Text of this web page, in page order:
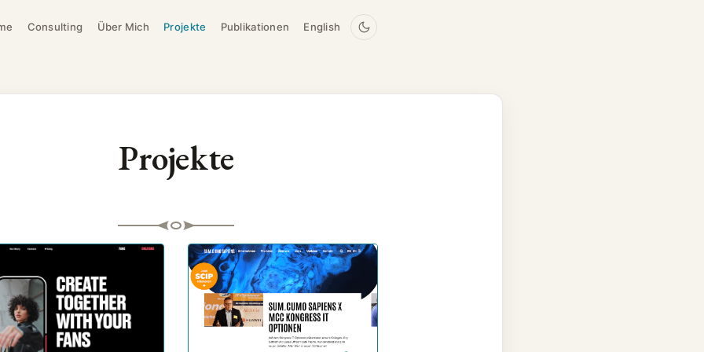
Consulting Über Mich Projekte Publikationen English
Projekte